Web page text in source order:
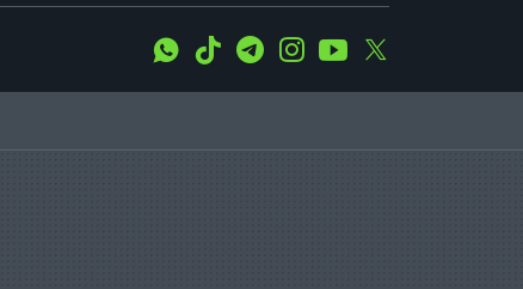
WhatsApp
Tiktok TelegramInstagramYoutube